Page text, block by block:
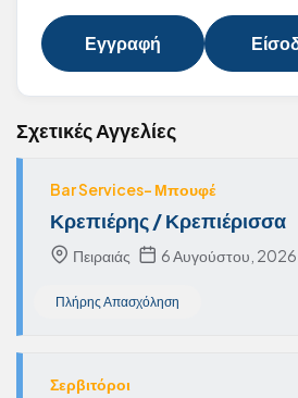
Εγγραφή
Σχετικές Αγγελίες
Bar Services- Μπουφέ
Κρεπιέρης / Κρεπιέρισσα
Πειραιάς 6 Αυγούστου, 2026
Πλήρης Απασχόληση
Σερβιτόροι